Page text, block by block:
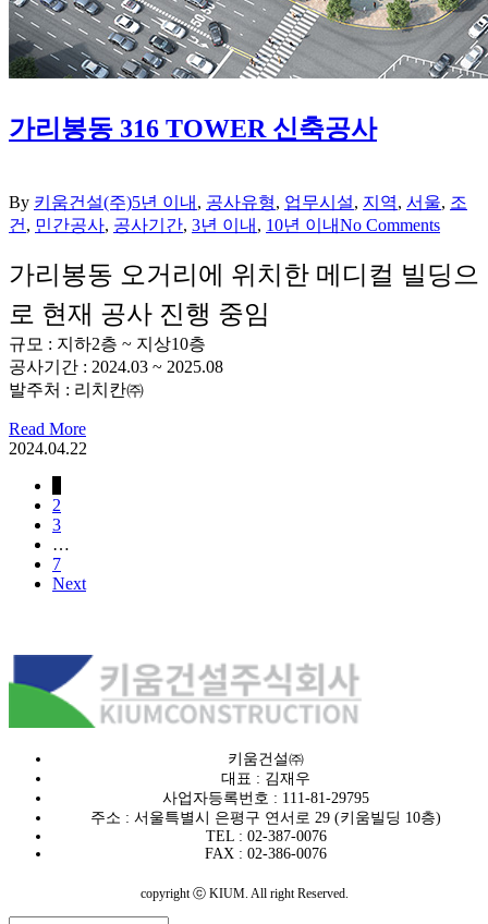
가리봉동 316 TOWER 신축공사
By 키움건설(주)5년 이내 , 공사유형, 업무시설, 지역, 서울, 조
건 , 민간공사, 공사기간, 3년 이내 , 10년 이내No Comments
가리봉동 오거리에 위치한 메디컬 빌딩으
로 현재 공사 진행 중임
규모 : 지하2층 ~ 지상10층
공사기간 : 2024.03 ~ 2025.08
발주처 : 리치칸㈜
Read More
2024.04.22
2
3
…
7
Next
키움건설㈜
대표 : 김재우
사업자등록번호 : 111-81-29795
주소 : 서울특별시 은평구 연서로 29 (키움빌딩 10층)
TEL : 02-387-0076
FAX : 02-386-0076
copyright ⓒ KIUM. All right Reserved.